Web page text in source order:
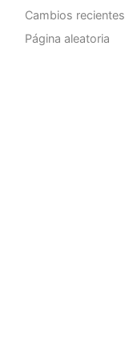
Cambios recientes
Página aleatoria